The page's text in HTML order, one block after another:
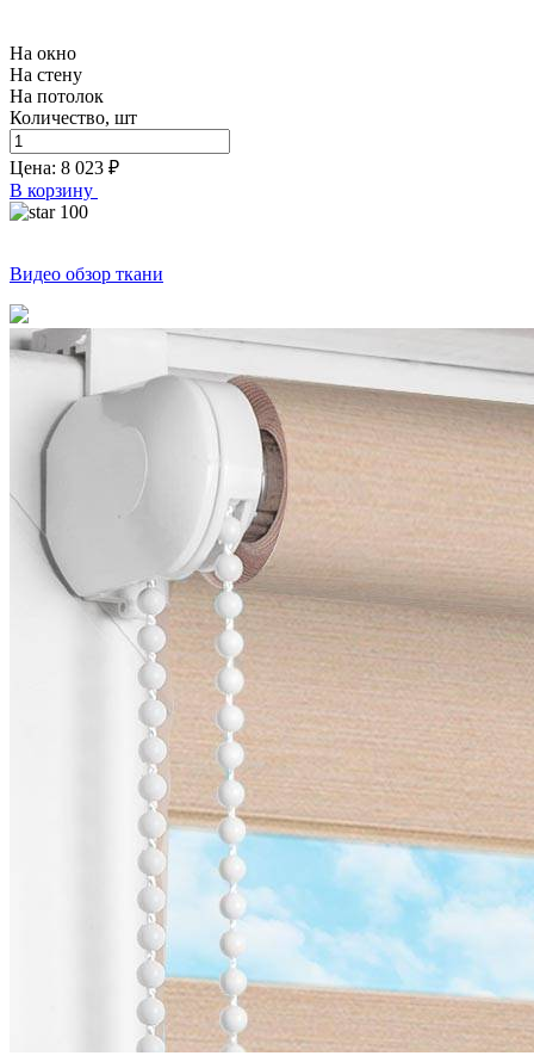
На окно
На стену
На потолок
Количество, шт
Цена: 8 023 ₽
В корзину
100
Видео обзор ткани